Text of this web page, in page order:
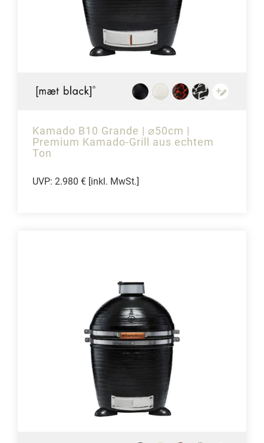
Kamado B10 Grande | ⌀50cm |
Premium Kamado-Grill aus echtem
Ton
UVP: 2.980 € [inkl. MwSt.]